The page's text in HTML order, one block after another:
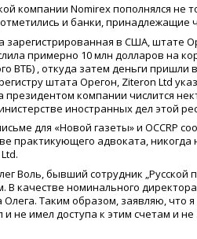
компании Nomirex пополнялся не
и банки, принадлежащие
зарегистрированная в США, штате
примерно 10 млн долларов на
ВТБ) , откуда затем деньги пришли
штата Орегон, Ziteron Ltd
президентом компании числится
иностранных дел этой
для «Новой газеты» и OCCRP
практикующего адвоката,
Воль, бывший сотрудник
качестве номинального
Таким образом, заявляю, что
и не имел доступа к этим счетам и